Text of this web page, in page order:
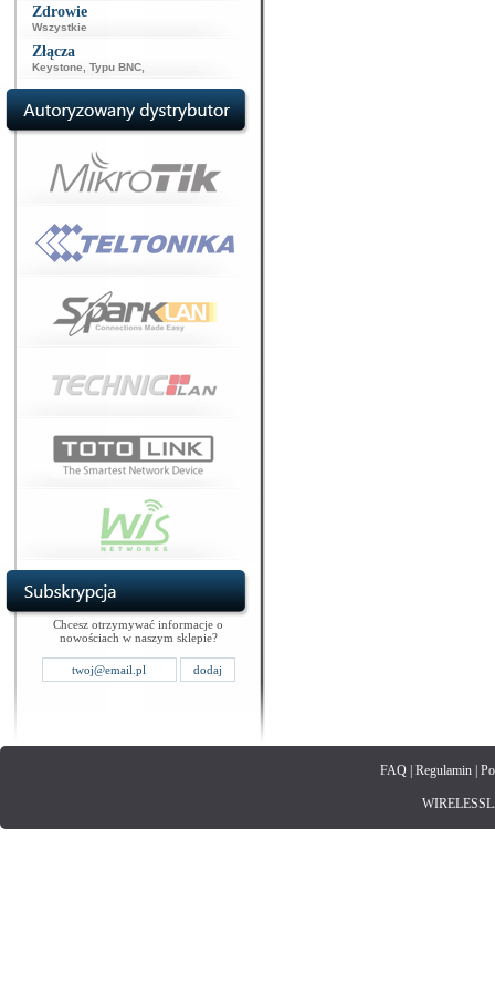
Zdrowie
Wszystkie
Złącza
Keystone Typu BNC
Chcesz otrzymywać informacje o
nowościach w naszym sklepie?
FAQ| Regulamin|